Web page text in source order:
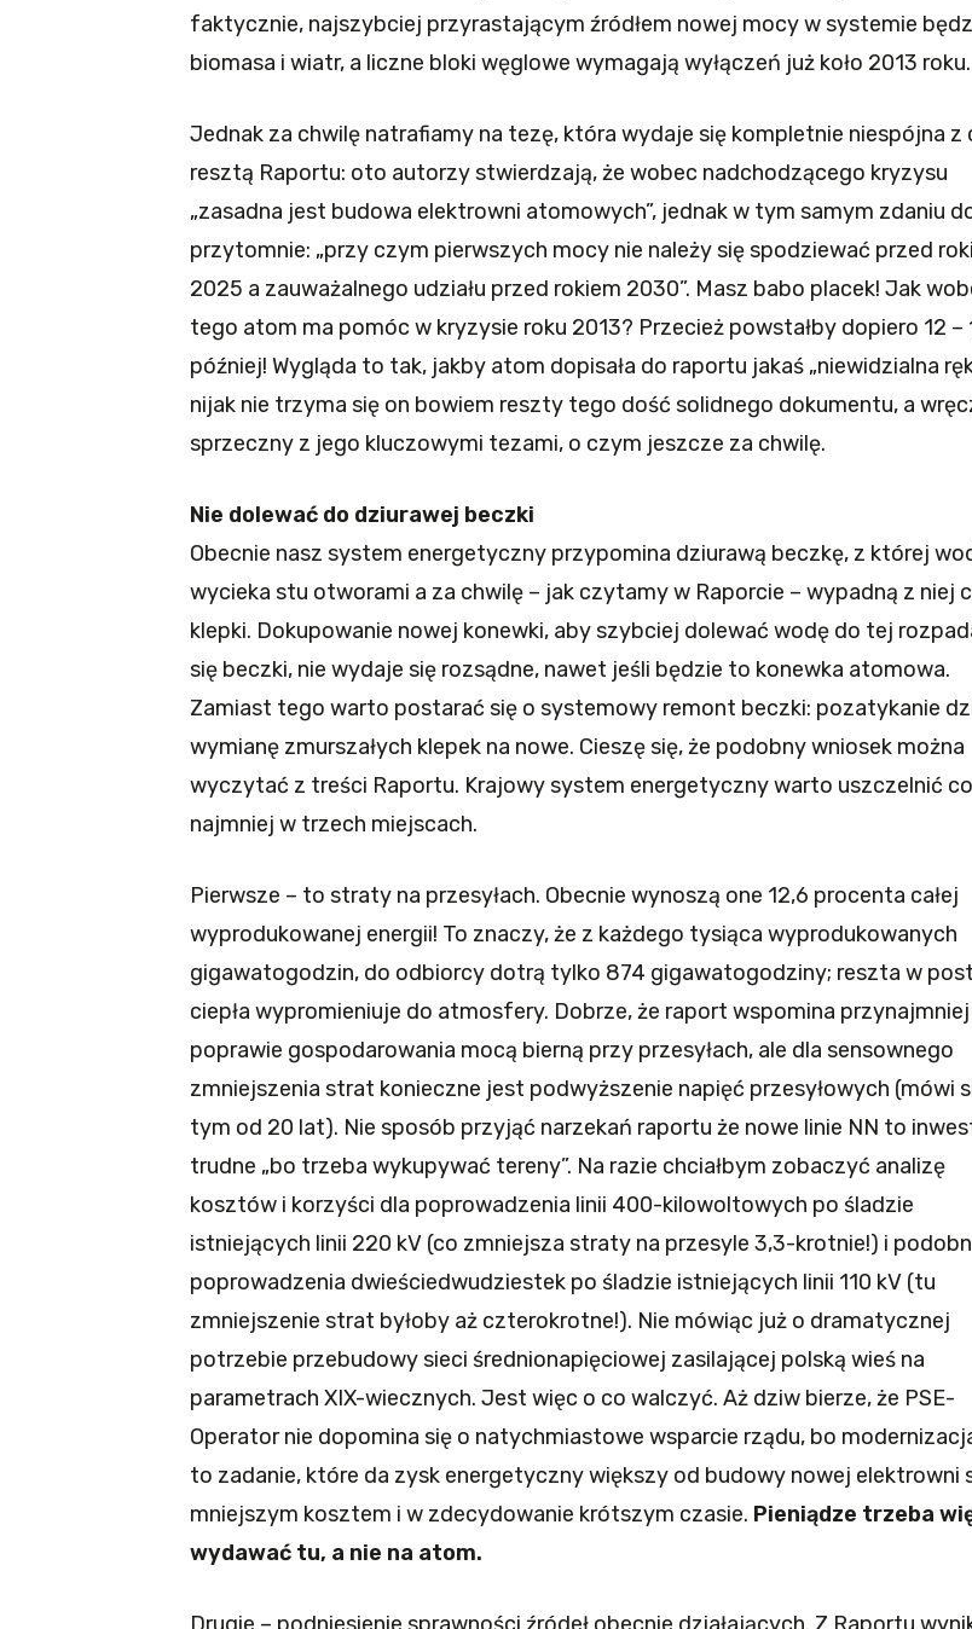
faktycznie, najszybciej przyrastającym źródłem nowej mocy w systemie
biomasa i wiatr, a liczne bloki węglowe wymagają wyłączeń już koło 2013 roku.
Jednak za chwilę natrafiamy na tezę, która wydaje się kompletnie niespójna z
resztą Raportu: oto autorzy stwierdzają, że wobec nadchodzącego kryzysu
„zasadna jest budowa elektrowni atomowych”, jednak w tym samym zdaniu
przytomnie: „przy czym pierwszych mocy nie należy się spodziewać przed
2025 a zauważalnego udziału przed rokiem 2030”. Masz babo placek! Jak
tego atom ma pomóc w kryzysie roku 2013? Przecież powstałby dopiero 12 –
później! Wygląda to tak, jakby atom dopisała do raportu jakaś „niewidzialna
nijak nie trzyma się on bowiem reszty tego dość solidnego dokumentu, a
sprzeczny z jego kluczowymi tezami, o czym jeszcze za chwilę.
Nie dolewać do dziurawej beczki
Obecnie nasz system energetyczny przypomina dziurawą beczkę, z której
wycieka stu otworami a za chwilę – jak czytamy w Raporcie – wypadną z niej
klepki. Dokupowanie nowej konewki, aby szybciej dolewać wodę do tej
się beczki, nie wydaje się rozsądne, nawet jeśli będzie to konewka atomowa.
Zamiast tego warto postarać się o systemowy remont beczki: pozatykanie
wymianę zmurszałych klepek na nowe. Cieszę się, że podobny wniosek można
wyczytać z treści Raportu. Krajowy system energetyczny warto uszczelnić co
najmniej w trzech miejscach.
Pierwsze – to straty na przesyłach. Obecnie wynoszą one 12,6 procenta całej
wyprodukowanej energii! To znaczy, że z każdego tysiąca wyprodukowanych
gigawatogodzin, do odbiorcy dotrą tylko 874 gigawatogodziny; reszta w
ciepła wypromieniuje do atmosfery. Dobrze, że raport wspomina
poprawie gospodarowania mocą bierną przy przesyłach, ale dla sensownego
zmniejszenia strat konieczne jest podwyższenie napięć przesyłowych (mówi
tym od 20 lat). Nie sposób przyjąć narzekań raportu że nowe linie NN to
trudne „bo trzeba wykupywać tereny”. Na razie chciałbym zobaczyć analizę
kosztów i korzyści dla poprowadzenia linii 400-kilowoltowych po śladzie
istniejących linii 220 kV (co zmniejsza straty na przesyle 3,3-krotnie!) i
poprowadzenia dwieściedwudziestek po śladzie istniejących linii 110 kV (tu
zmniejszenie strat byłoby aż czterokrotne!). Nie mówiąc już o dramatycznej
potrzebie przebudowy sieci średnionapięciowej zasilającej polską wieś na
parametrach XIX-wiecznych. Jest więc o co walczyć. Aż dziw bierze, że PSE-
Operator nie dopomina się o natychmiastowe wsparcie rządu, bo
to zadanie, które da zysk energetyczny większy od budowy nowej elektrowni
mniejszym kosztem i w zdecydowanie krótszym czasie. Pieniądze trzeba
wydawać tu, a nie na atom.